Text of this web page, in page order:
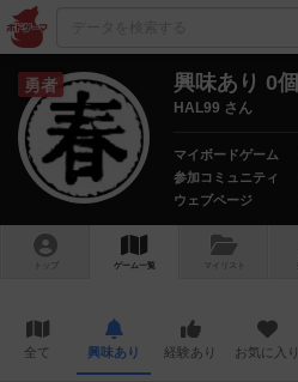
勇者 興味あり 0個
HAL99 さん
マイボードゲーム
参加コミュニティ
ウェブページ
トップ ゲーム一覧 マイリスト
全て 興味あり 経験あり お気に入り